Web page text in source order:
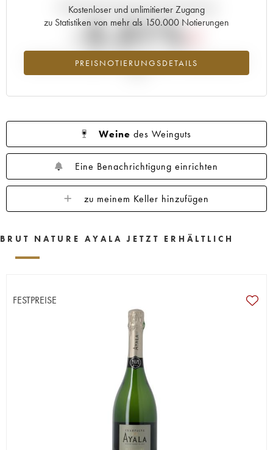
Kostenloser und unlimitierter Zugang
zu Statistiken von mehr als 150.000 Notierungen
PREISNOTIERUNGSDETAILS
Aktuelle Entwicklung der Preisnotierung
-2.31%
Preisabfall des Jahrgangs 1962 im Jahr 2026 im Vergleich zum Jahr
Weine des Weinguts
Eine Benachrichtigung einrichten
zu meinem Keller hinzufügen
BRUT NATURE AYALA JETZT ERHÄLTLICH
FESTPREISE